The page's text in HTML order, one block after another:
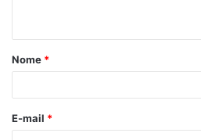
Fonte
Nome *
E-mail *